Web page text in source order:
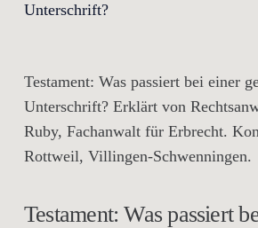
Unterschrift?
Testament: Was passiert bei einer
Unterschrift? Erklärt von
Ruby, Fachanwalt für Erbrecht.
Rottweil, Villingen-Schwenningen.
Testament: Was passiert